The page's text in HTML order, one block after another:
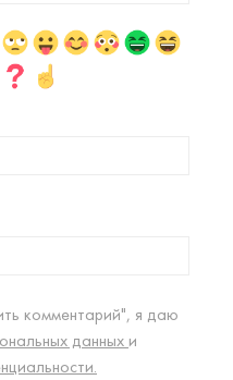
комментарий", я даю
данных и